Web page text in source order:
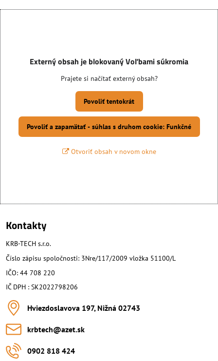
Externý obsah je blokovaný Voľbami súkromia
Prajete si načítať externý obsah?
Povoliť tentokrát
Povoliť a zapamätať - súhlas s druhom cookie: Funkčné
Otvoriť obsah v novom okne
Kontakty
KRB-TECH s.r.o.
Číslo zápisu spoločnosti: 3Nre/117/2009 vložka 51100/L
IČO: 44 708 220
IČ DPH : SK2022798206
Hviezdoslavova 197, Nižná 02743
krbtech​@azet​.sk
0902 818 424